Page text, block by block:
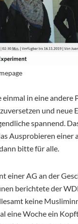
einmal in eine andere
und neue
spannend.
Ausprobieren einer
bitte für alle.
einer AG an der
berichtete der
keine
eine Woche ein